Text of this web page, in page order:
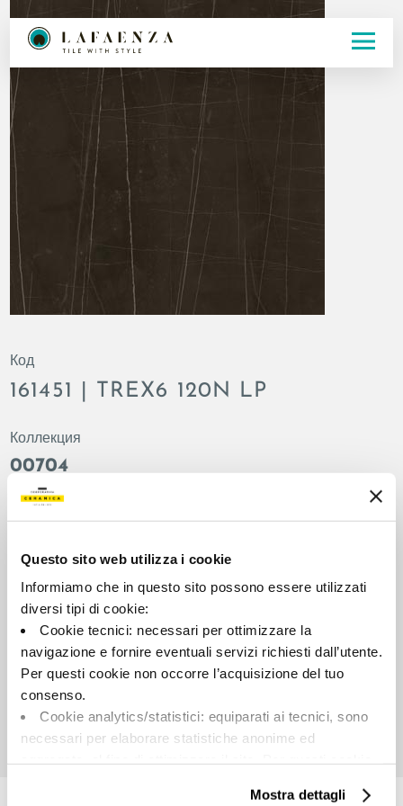
Questo sito web utilizza i cookie
Informiamo che in questo sito possono essere utilizzati
diversi tipi di cookie:
Cookie tecnici: necessari per ottimizzare la
navigazione e fornire eventuali servizi richiesti dall’utente.
Per questi cookie non occorre l’acquisizione del tuo
consenso.
Cookie analytics/statistici: equiparati ai tecnici, sono
necessari per elaborare statistiche anonime ed
Cookie di profilazione/marketing: sono utilizzati, solo
Mostra dettagli
Код
161451 | TREX6 120N LP
Коллекция
00704
Цвет:
Черный
Фон
Формат:
120.0x120.0
Лаппатированный
Глянцевый
Разнотон:
Единица измерения:
MQ